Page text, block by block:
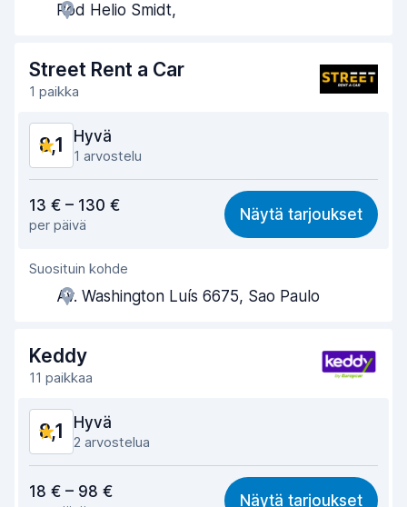
Noutonopeus
Palautusnopeus 8,5
Auton siisteys
Auton kunto
Rod Helio Smidt,
Street Rent a Car
1 paikka
8,1 Hyvä
1 arvostelu
8,1
Löytämisen helppous 8,2
Toimihenkilön avuliaisuus
Noutonopeus
Palautusnopeus 8,2
Auton siisteys
Auton kunto
13 € – 130 €
per päivä
Näytä tarjoukset
Suosituin kohde
Av. Washington Luís 6675, Sao Paulo
Keddy
11 paikkaa
8,1 Hyvä
2 arvostelua
8,0
18 € – 98 € Näytä tarjoukset